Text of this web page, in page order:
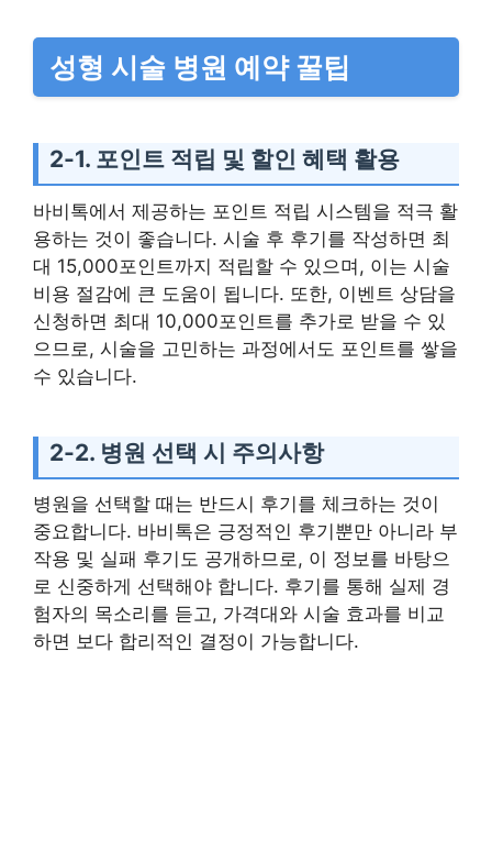
성형 시술 병원 예약 꿀팁
2-1. 포인트 적립 및 할인 혜택 활용
바비톡에서 제공하는 포인트 적립 시스템을 적극 활
용하는 것이 좋습니다. 시술 후 후기를 작성하면 최
대 15,000포인트까지 적립할 수 있으며, 이는 시술
비용 절감에 큰 도움이 됩니다. 또한, 이벤트 상담을
신청하면 최대 10,000포인트를 추가로 받을 수 있
으므로, 시술을 고민하는 과정에서도 포인트를 쌓을
수 있습니다.
2-2. 병원 선택 시 주의사항
병원을 선택할 때는 반드시 후기를 체크하는 것이
중요합니다. 바비톡은 긍정적인 후기뿐만 아니라 부
작용 및 실패 후기도 공개하므로, 이 정보를 바탕으
로 신중하게 선택해야 합니다. 후기를 통해 실제 경
험자의 목소리를 듣고, 가격대와 시술 효과를 비교
하면 보다 합리적인 결정이 가능합니다.